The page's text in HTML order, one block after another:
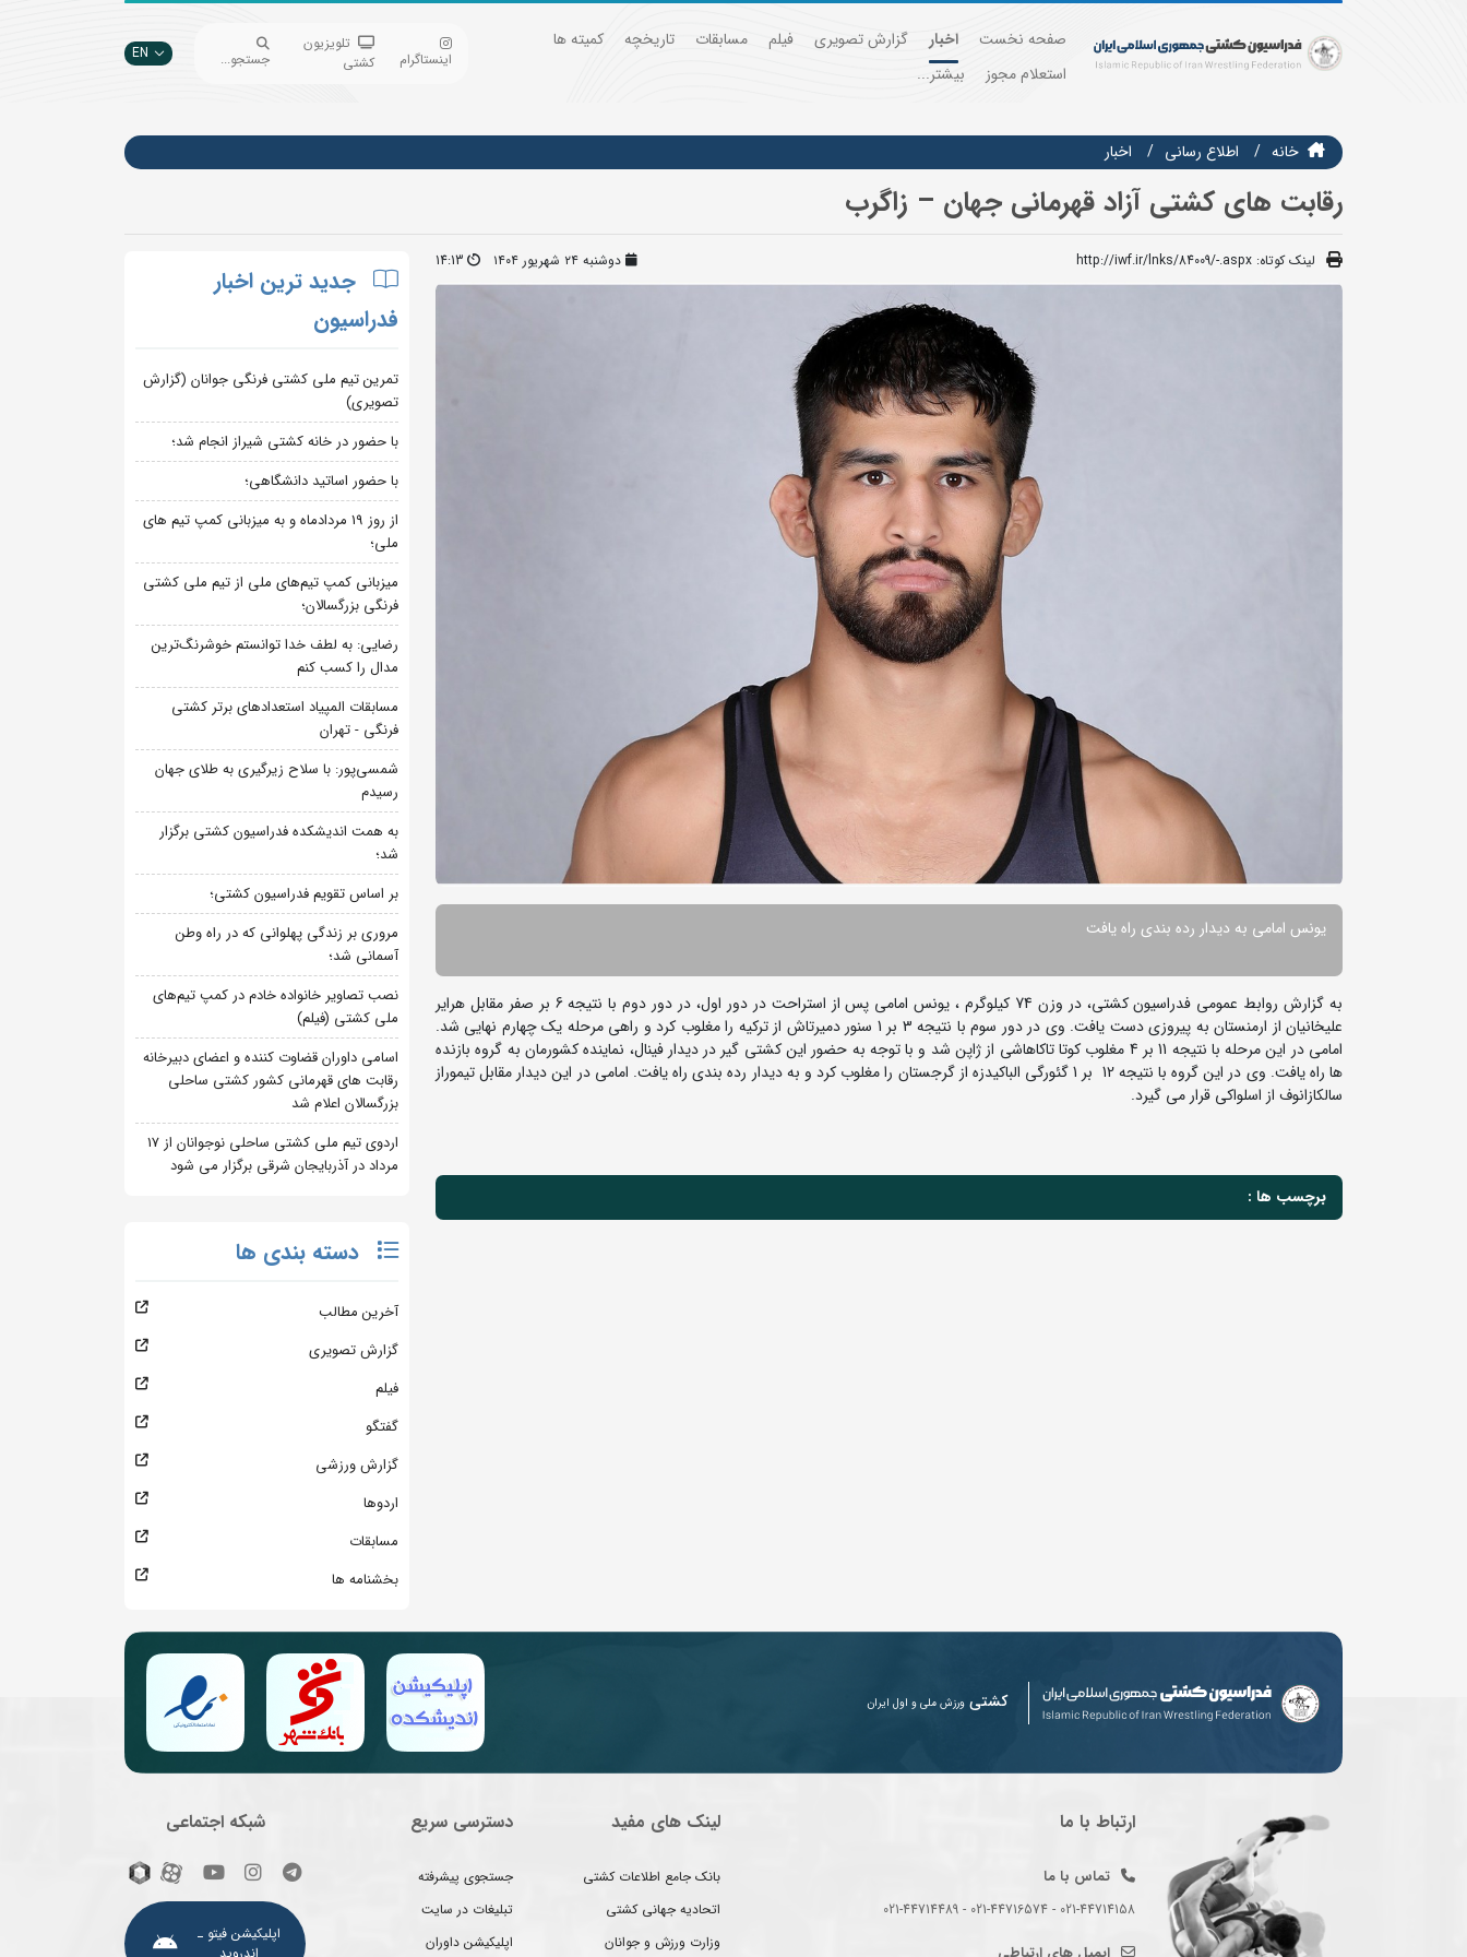
صفحه نخست اخبار گزارش تصویری فیلم مسابقات تاریخچه
کمیته ها
استعلام مجوز
بیشتر...
اینستاگرام
تلویزیون
کشتی
جستجو... EN
خانه اطلاع رسانی اخبار
رقابت های کشتی آزاد قهرمانی جهان – زاگرب
لینک کوتاه: http://iwf.ir/lnks/84009/-.aspx دوشنبه ۲۴ شهریور ۱۴۰۴ 14:13
یونس امامی به دیدار رده بندی راه یافت
به گزارش روابط عمومی فدراسیون کشتی، در وزن 74 کیلوگرم ، یونس امامی پس از استراحت در دور اول، در دور دوم با نتیجه 6 بر صفر مقابل هرایر
علیخانیان از ارمنستان به پیروزی دست یافت. وی در دور سوم با نتیجه 3 بر 1 سنور دمیرتاش از ترکیه را مغلوب کرد و راهی مرحله یک چهارم نهایی شد.
امامی در این مرحله با نتیجه 11 بر 4 مغلوب کوتا تاکاهاشی از ژاپن شد و با توجه به حضور این کشتی گیر در دیدار فینال، نماینده کشورمان به گروه بازنده
ها راه یافت. وی در این گروه با نتیجه 12 بر 1 گئورگی الباکیدزه از گرجستان را مغلوب کرد و به دیدار رده بندی راه یافت. امامی در این دیدار مقابل تیموراز
سالکازانوف از اسلواکی قرار می گیرد.
برچسب ها :
جدید ترین اخبار
فدراسیون
تمرین تیم ملی کشتی فرنگی جوانان (گزارش
تصویری)
با حضور در خانه کشتی شیراز انجام شد؛
با حضور اساتید دانشگاهی؛
از روز 19 مردادماه و به میزبانی کمپ تیم های
ملی؛
میزبانی کمپ تیم‌های ملی از تیم ملی کشتی
فرنگی بزرگسالان؛
رضایی: به لطف خدا توانستم خوشرنگ‌ترین
مدال را کسب کنم
مسابقات المپیاد استعدادهای برتر کشتی
فرنگی - تهران
شمسی‌پور: با سلاح زیرگیری به طلای جهان
رسیدم
به همت اندیشکده فدراسیون کشتی برگزار
شد؛
بر اساس تقویم فدراسیون کشتی؛
مروری بر زندگی پهلوانی که در راه وطن
آسمانی شد؛
نصب تصاویر خانواده خادم در کمپ تیم‌های
ملی کشتی (فیلم)
اسامی داوران قضاوت کننده و اعضای دبیرخانه
رقابت های قهرمانی کشور کشتی ساحلی
بزرگسالان اعلام شد
اردوی تیم ملی کشتی ساحلی نوجوانان از 17
مرداد در آذربایجان شرقی برگزار می شود
دسته بندی ها
آخرین مطالب
گزارش تصویری
فیلم
گفتگو
گزارش ورزشی
اردوها
مسابقات
بخشنامه ها
کشتی ورزش ملی و اول ایران
ارتباط با ما
تماس با ما
021-44714158 - 021-44716574 - 021-44714489
لینک های مفید
بانک جامع اطلاعات کشتی
اتحادیه جهانی کشتی
وزارت ورزش و جوانان
دسترسی سریع
جستجوی پیشرفته
تبلیغات در سایت
اپلیکیشن داوران
شبکه اجتماعی
اپلیکیشن فیتو ـ